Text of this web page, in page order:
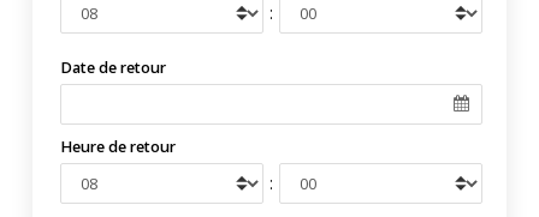
:
Date de retour
Heure de retour
: